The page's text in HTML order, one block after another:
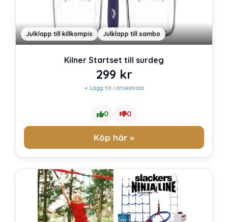
Julklapp till killkompis Julklapp till sambo
Kilner Startset till surdeg
299 kr
+ Lägg till i önskelista
0 0
Köp här »